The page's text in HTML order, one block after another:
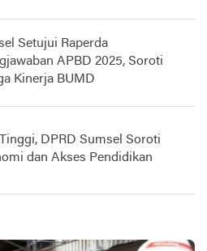
Setujui Raperda
APBD 2025, Soroti
Kinerja BUMD
DPRD Sumsel Soroti
dan Akses Pendidikan